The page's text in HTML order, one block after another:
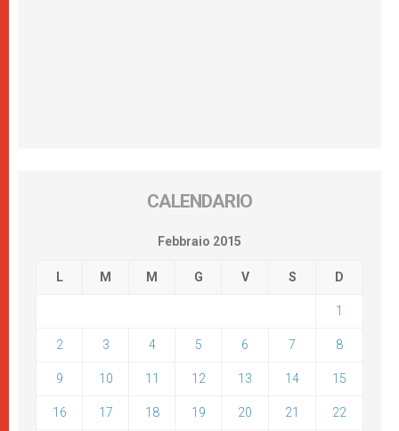
CALENDARIO
Febbraio 2015
L M M G V S D
1
2 3 4 5 6 7 8
9 10 11 12 13 14 15
16 17 18 19 20 21 22